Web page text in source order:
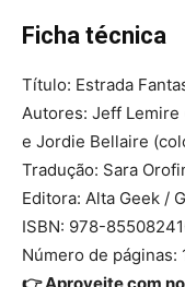
Ficha técnica
Título: Estrada
Autores: Jeff Lemire
e Jordie Bellaire
Tradução: Sara
Editora: Alta Geek /
ISBN: 978-
Número de páginas: